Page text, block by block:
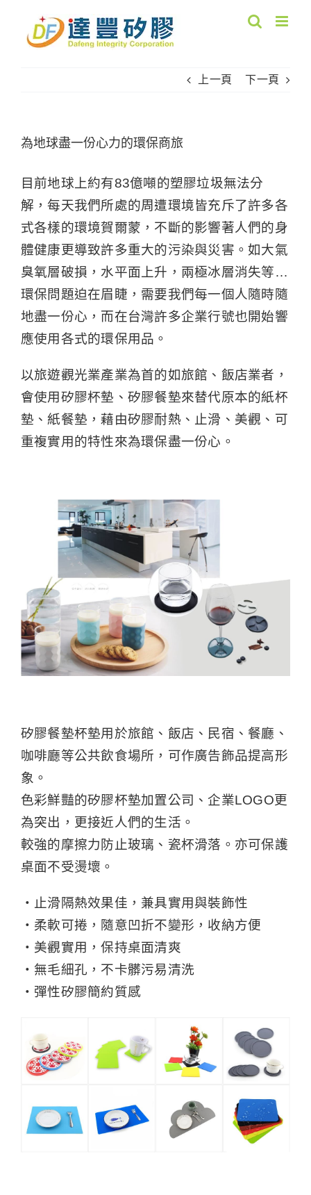
content
上一頁 下一頁
為地球盡一份心力的環保商旅
目前地球上約有83億噸的塑膠垃圾無法分
解，每天我們所處的周遭環境皆充斥了許多各
式各樣的環境賀爾蒙，不斷的影響著人們的身
體健康更導致許多重大的污染與災害。如大氣
臭氧層破損，水平面上升，兩極冰層消失等…
環保問題迫在眉睫，需要我們每一個人隨時隨
地盡一份心，而在台灣許多企業行號也開始響
應使用各式的環保用品。
以旅遊觀光業產業為首的如旅館、飯店業者，
會使用矽膠杯墊、矽膠餐墊來替代原本的紙杯
墊、紙餐墊，藉由矽膠耐熱、止滑、美觀、可
重複實用的特性來為環保盡一份心。
矽膠餐墊杯墊用於旅館、飯店、民宿、餐廳、
咖啡廳等公共飲食場所，可作廣告飾品提高形
象。
色彩鮮豔的矽膠杯墊加置公司、企業LOGO更
為突出，更接近人們的生活。
較強的摩擦力防止玻璃、瓷杯滑落。亦可保護
桌面不受燙壞。
‧止滑隔熱效果佳，兼具實用與裝飾性
‧柔軟可捲，隨意凹折不變形，收納方便
‧美觀實用，保持桌面清爽
‧無毛細孔，不卡髒污易清洗
‧彈性矽膠簡約質感